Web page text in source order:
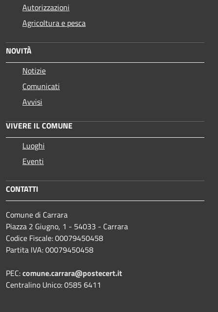
Autorizzazioni
Agricoltura e pesca
NOVITÀ
Notizie
Comunicati
Avvisi
VIVERE IL COMUNE
Luoghi
Eventi
CONTATTI
Comune di Carrara
Piazza 2 Giugno, 1 - 54033 - Carrara
Codice Fiscale: 00079450458
Partita IVA: 00079450458
PEC:comune.carrara@postecert.it
Centralino Unico: 0585 6411